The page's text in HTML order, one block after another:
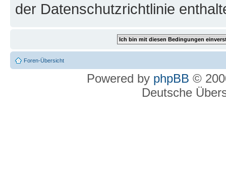
der Datenschutzrichtlinie
Foren-Übersicht
Powered by phpBB ©
Deutsche